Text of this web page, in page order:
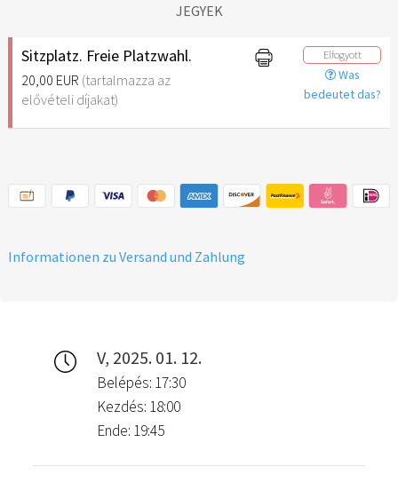
JEGYEK
Sitzplatz. Freie Platzwahl.
20,00 EUR (tartalmazza az
elővételi díjakat)
Elfogyott
Was
bedeutet das?
Informationen zu Versand und Zahlung
V, 2025. 01. 12.
Belépés: 17:30
Kezdés: 18:00
Ende: 19:45